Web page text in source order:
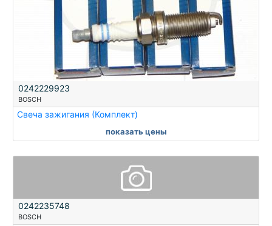
0242229923
BOSCH
Свеча зажигания (Комплект)
показать цены
0242235748
BOSCH